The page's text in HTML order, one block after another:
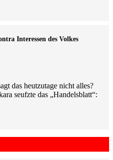
Inte­ressen des Volkes
das heutzutage nicht alles?
seufzte das „Handelsblatt“: